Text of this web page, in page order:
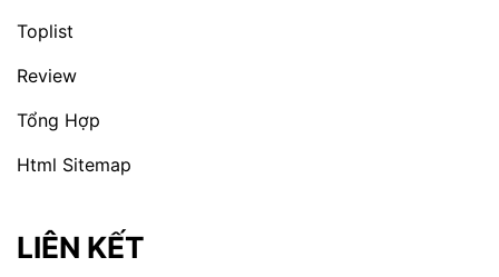
Toplist
Review
Tổng Hợp
Html Sitemap
LIÊN KẾT